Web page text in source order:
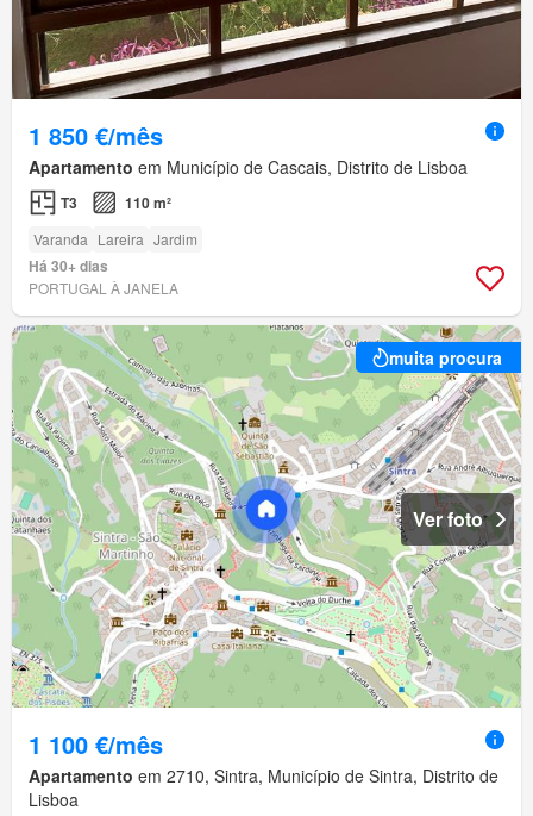
1 850 €/mês
Apartamento em Município de Cascais, Distrito de Lisboa
T3 110 m²
Varanda Lareira Jardim
Há 30+ dias
PORTUGAL À JANELA
muita procura
Ver foto
1 100 €/mês
Apartamento em 2710, Sintra, Município de Sintra, Distrito de
Lisboa